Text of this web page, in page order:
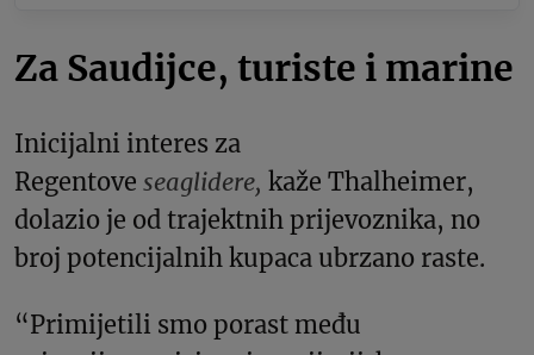
Za Saudijce, turiste i marine
Inicijalni interes za
Regentove seaglidere, kaže Thalheimer,
dolazio je od trajektnih prijevoznika, no
broj potencijalnih kupaca ubrzano raste.
“Primijetili smo porast među